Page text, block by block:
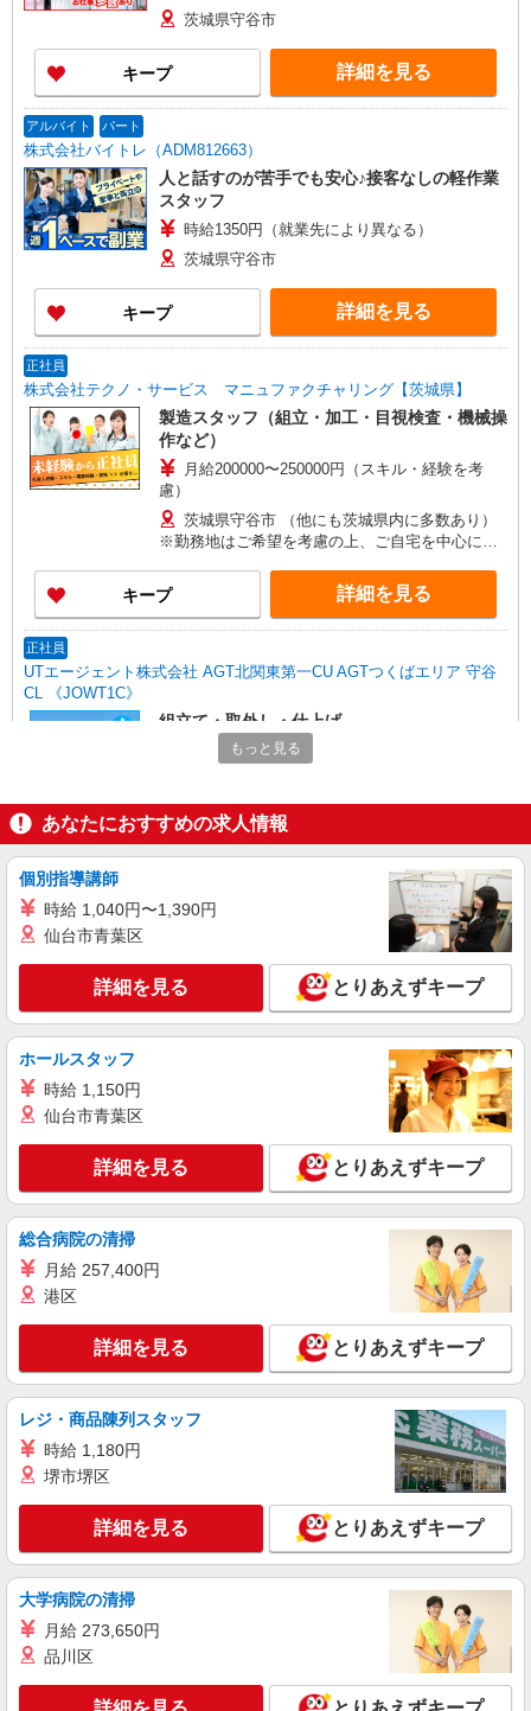
茨城県守谷市
キープ 詳細を見る
アルバイト パート
株式会社バイトレ（ADM812663）
人と話すのが苦手でも安心♪接客なしの軽作業
スタッフ
時給1350円（就業先により異なる）
茨城県守谷市
キープ 詳細を見る
正社員
株式会社テクノ・サービス マニュファクチャリング【茨城県】
製造スタッフ（組立・加工・目視検査・機械操
作など）
月給200000〜250000円（スキル・経験を考
慮）
茨城県守谷市 （他にも茨城県内に多数あり）
※勤務地はご希望を考慮の上、ご自宅を中心に通
し）
キープ 詳細を見る
正社員
UTエージェント株式会社 AGT北関東第一CU AGTつくばエリア 守谷
CL 《JOWT1C》
組立て・取外し・仕上げ
時給：1,400円〜 月収例：247,000円（時給
茨城県守谷市 勤務詳細：守谷市 通勤方法：車/
バイク 最寄り駅：新守谷駅から徒歩14分、車3分
※構内の（無料）駐車場利用OK
詳細を見る
派遣社員
UTエージェント株式会社 AGT北関東第一CU AGTつくばエリア 守谷
第7CL 《Jbry1C》
機械操作・バリ取り・検査
茨城県守谷市 勤務詳細：守谷市 通勤方法：徒
歩/車/自転車/バス 最寄り駅：守谷駅から徒歩15
分・車3分 ※構内の（無料）駐車場利用OK
キープ 詳細を見る
正社員
UTエージェント株式会社 AGT北関東第一CU AGTつくばエリア 守谷
第2CL《JQII1-DC》
機械操作・印刷・加工・販売
月給：184,000円〜 月収例：258,000円（月給
＋各種手当）
茨城県守谷市 勤務地：守谷市 通勤方法：徒歩/
車/自転車/バス/電車/バイク 最寄り駅：守谷駅から
車4分・徒歩17分 ※構内の無料駐車場利用OK
詳細を見る
UTエージェント株式会社 AGT北関東第一CU AGTつくばエリア 守谷
第4CL《JBHG1-DC》
機械オペレーター・玉掛け・クレーン
月給：235,000円〜 月収例：271,000円(月給＋
茨城県守谷市 勤務地：守谷市 通勤方法：徒歩/
車/バス/自転車/電車/バイク 最寄り駅：新守谷駅か
ら徒歩13分、車3分
もっと見る
あなたにおすすめの求人情報
個別指導講師
時給 1,040円〜1,390円
仙台市青葉区
詳細を見る とりあえずキープ
ホールスタッフ
時給 1,150円
仙台市青葉区
詳細を見る とりあえずキープ
総合病院の清掃
月給 257,400円
港区
詳細を見る とりあえずキープ
レジ・商品陳列スタッフ
時給 1,180円
堺市堺区
詳細を見る とりあえずキープ
大学病院の清掃
月給 273,650円
品川区